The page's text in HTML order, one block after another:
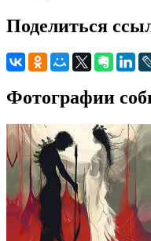
Поделиться
Фотографии